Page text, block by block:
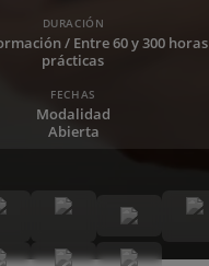
DURACIÓN
/ Entre 60 y 300
prácticas
FECHAS
Modalidad
Abierta